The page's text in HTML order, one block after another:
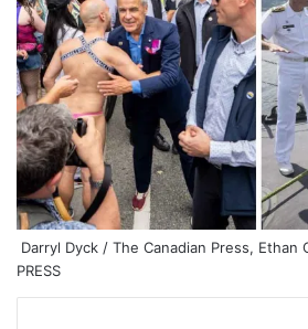
Darryl Dyck / The Canadian Press, Ethan
PRESS